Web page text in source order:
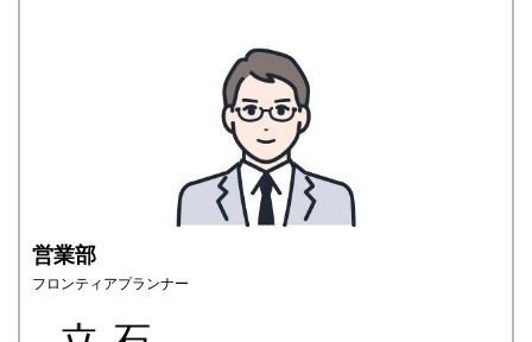
営業部
フロンティアプランナー